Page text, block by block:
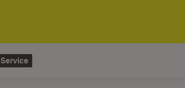
Service